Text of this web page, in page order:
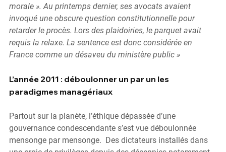
morale ». Au printemps dernier, ses avocats avaient
invoqué une obscure question constitutionnelle pour
retarder le procès. Lors des plaidoiries, le parquet avait
requis la relaxe. La sentence est donc considérée en
France comme un désaveu du ministère public »
L’année 2011 : déboulonner un par un les
paradigmes managériaux
Partout sur la planète, l’éthique dépassée d’une
gouvernance condescendante s’est vue déboulonnée
mensonge par mensonge.  Des dictateurs installés dans